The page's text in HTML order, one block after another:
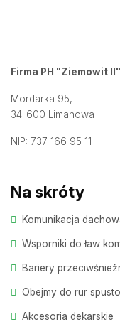
Firma PH "Ziemowit II"
Mordarka 95,
34-600 Limanowa
NIP: 737 166 95 11
Na skróty
Komunikacja
Wsporniki do ław
Bariery
Obejmy do rur
Akcesoria dekarskie